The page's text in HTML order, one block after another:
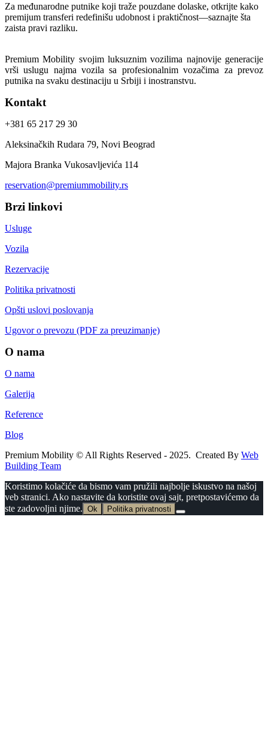
Za međunarodne putnike koji traže pouzdane dolaske, otkrijte kako
premijum transferi redefinišu udobnost i praktičnost—saznajte šta
zaista pravi razliku.
Premium Mobility svojim luksuznim vozilima najnovije generacije
vrši uslugu najma vozila sa profesionalnim vozačima za prevoz
putnika na svaku destinaciju u Srbiji i inostranstvu.
Kontakt
+381 65 217 29 30
Aleksinačkih Rudara 79, Novi Beograd
Majora Branka Vukosavljevića 114
reservation@premiummobility.rs
Brzi linkovi
Usluge
Vozila
Rezervacije
Politika privatnosti
Opšti uslovi poslovanja
Ugovor o prevozu (PDF za preuzimanje)
O nama
O nama
Galerija
Reference
Blog
Premium Mobility © All Rights Reserved - 2025. Created By Web
Building Team
Koristimo kolačiće da bismo vam pružili najbolje iskustvo na našoj
veb stranici. Ako nastavite da koristite ovaj sajt, pretpostavićemo da
ste zadovoljni njime. Ok Politika privatnosti